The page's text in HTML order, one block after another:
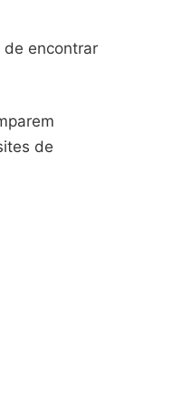
de encontrar
de